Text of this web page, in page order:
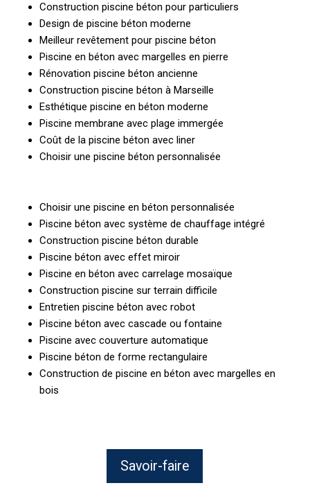
Construction piscine béton pour particuliers
Design de piscine béton moderne
Meilleur revêtement pour piscine béton
Piscine en béton avec margelles en pierre
Rénovation piscine béton ancienne
Construction piscine béton à Marseille
Esthétique piscine en béton moderne
Piscine membrane avec plage immergée
Coût de la piscine béton avec liner
Choisir une piscine béton personnalisée
Choisir une piscine en béton personnalisée
Piscine béton avec système de chauffage intégré
Construction piscine béton durable
Piscine béton avec effet miroir
Piscine en béton avec carrelage mosaïque
Construction piscine sur terrain difficile
Entretien piscine béton avec robot
Piscine béton avec cascade ou fontaine
Piscine avec couverture automatique
Piscine béton de forme rectangulaire
Construction de piscine en béton avec margelles en
bois
Savoir-faire